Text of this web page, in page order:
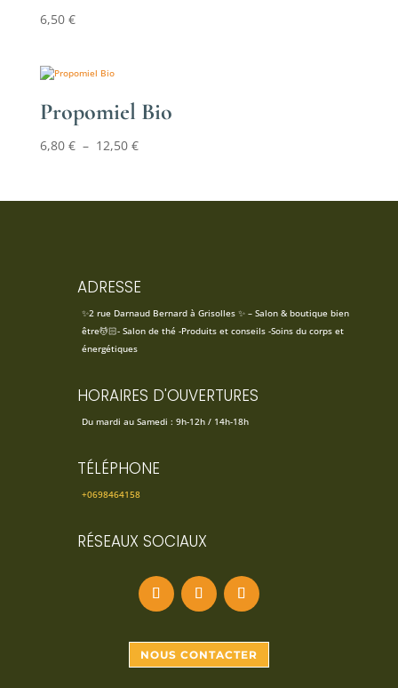
6,50 €
Propomiel Bio
6,80 € – 12,50 €Plage
6,80 €
ADRESSE
✨2 rue Darnaud Bernard à Grisolles ✨ – Salon & boutique bien
être💆🏻- Salon de thé -Produits et conseils -Soins du corps et
énergétiques
HORAIRES D'OUVERTURES
Du mardi au Samedi : 9h-12h / 14h-18h
TÉLÉPHONE
+0698464158
RÉSEAUX SOCIAUX
NOUS CONTACTER